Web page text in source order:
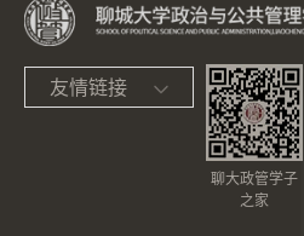
友情链接
聊大政管学子
之家